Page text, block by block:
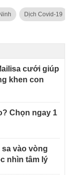
Dịch Covid-19
cưới giúp
khen con
Chọn ngay 1
vào vòng
nhìn tâm lý